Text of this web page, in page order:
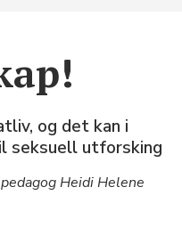
og det kan i
seksuell utforsking
Heidi Helene